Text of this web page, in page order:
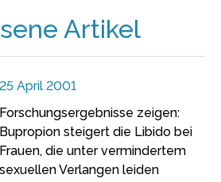
Artikel
25 April 2001
Forschungsergebnisse zeigen:
Bupropion steigert die Libido bei
Frauen, die unter vermindertem
sexuellen Verlangen leiden